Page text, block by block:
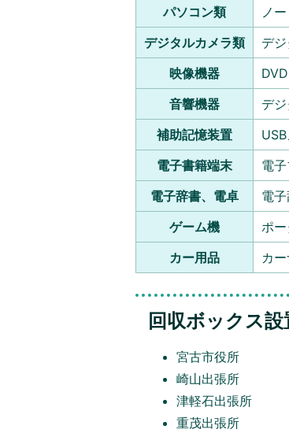
パソコン類
ノ
デジタルカメラ類
デ
映像機器
音響機器
デ
補助記憶装置
電子書籍端末
電
電子辞書、電卓
電
ゲーム機
ポ
カー用品
カ
回収ボックス設
宮古市役所
崎山出張所
津軽石出張所
重茂出張所